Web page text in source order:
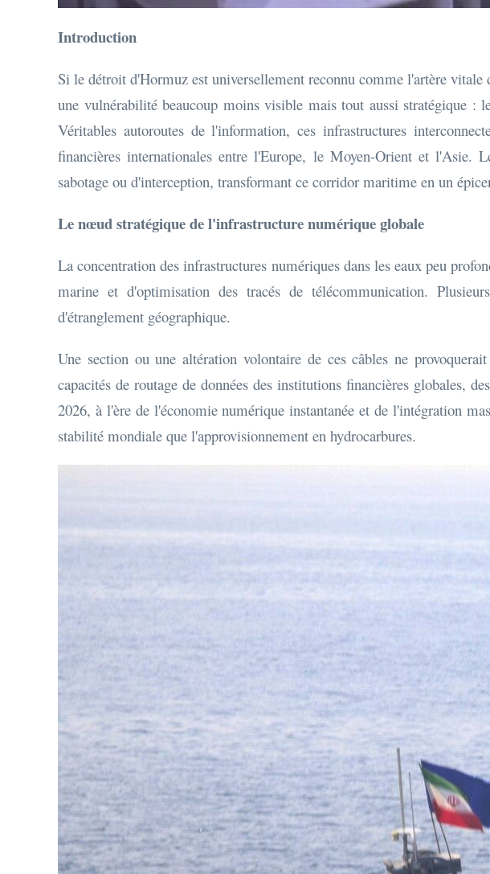
Introduction
Si le détroit d'Hormuz est universellement reconnu comme l'artère
une vulnérabilité beaucoup moins visible mais tout aussi stratégique :
Véritables autoroutes de l'information, ces infrastructures
financières internationales entre l'Europe, le Moyen-Orient et l'Asie.
sabotage ou d'interception, transformant ce corridor maritime en un
Le nœud stratégique de l'infrastructure numérique globale
La concentration des infrastructures numériques dans les eaux peu
marine et d'optimisation des tracés de télécommunication.
d'étranglement géographique.
Une section ou une altération volontaire de ces câbles ne
capacités de routage de données des institutions financières globales,
2026, à l'ère de l'économie numérique instantanée et de l'intégration
stabilité mondiale que l'approvisionnement en hydrocarbures.